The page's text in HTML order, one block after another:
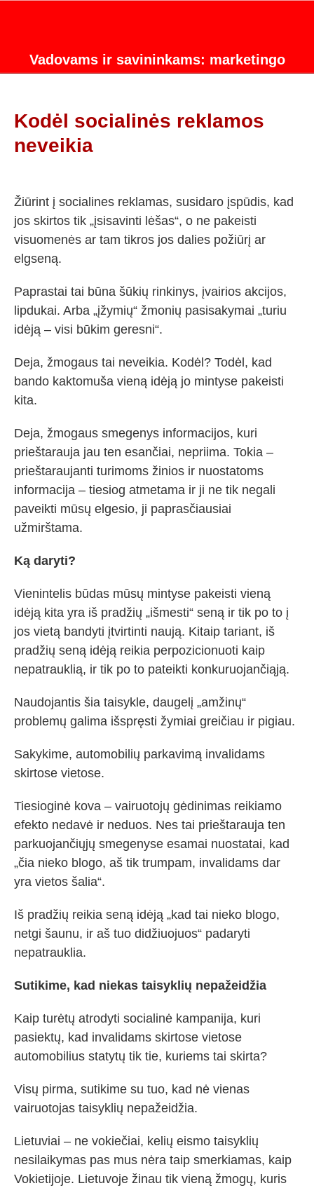
Vadovams ir savininkams: marketingo
Kodėl socialinės reklamos
neveikia
Žiūrint į socialines reklamas, susidaro įspūdis, kad
jos skirtos tik „įsisavinti lėšas“, o ne pakeisti
visuomenės ar tam tikros jos dalies požiūrį ar
elgseną.
Paprastai tai būna šūkių rinkinys, įvairios akcijos,
lipdukai. Arba „įžymių“ žmonių pasisakymai „turiu
idėją – visi būkim geresni“.
Deja, žmogaus tai neveikia. Kodėl? Todėl, kad
bando kaktomuša vieną idėją jo mintyse pakeisti
kita.
Deja, žmogaus smegenys informacijos, kuri
prieštarauja jau ten esančiai, nepriima. Tokia –
prieštaraujanti turimoms žinios ir nuostatoms
informacija – tiesiog atmetama ir ji ne tik negali
paveikti mūsų elgesio, ji paprasčiausiai
užmirštama.
Ką daryti?
Vienintelis būdas mūsų mintyse pakeisti vieną
idėją kita yra iš pradžių „išmesti“ seną ir tik po to į
jos vietą bandyti įtvirtinti naują. Kitaip tariant, iš
pradžių seną idėją reikia perpozicionuoti kaip
nepatrauklią, ir tik po to pateikti konkuruojančiąją.
Naudojantis šia taisykle, daugelį „amžinų“
problemų galima išspręsti žymiai greičiau ir pigiau.
Sakykime, automobilių parkavimą invalidams
skirtose vietose.
Tiesioginė kova – vairuotojų gėdinimas reikiamo
efekto nedavė ir neduos. Nes tai prieštarauja ten
parkuojančiųjų smegenyse esamai nuostatai, kad
„čia nieko blogo, aš tik trumpam, invalidams dar
yra vietos šalia“.
Iš pradžių reikia seną idėją „kad tai nieko blogo,
netgi šaunu, ir aš tuo didžiuojuos“ padaryti
nepatrauklia.
Sutikime, kad niekas taisyklių nepažeidžia
Kaip turėtų atrodyti socialinė kampanija, kuri
pasiektų, kad invalidams skirtose vietose
automobilius statytų tik tie, kuriems tai skirta?
Visų pirma, sutikime su tuo, kad nė vienas
vairuotojas taisyklių nepažeidžia.
Lietuviai – ne vokiečiai, kelių eismo taisyklių
nesilaikymas pas mus nėra taip smerkiamas, kaip
Vokietijoje. Lietuvoje žinau tik vieną žmogų, kuris